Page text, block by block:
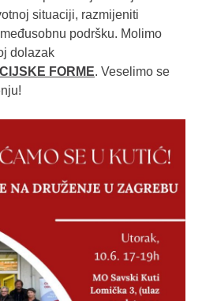
situaciji, razmijeniti
podršku. Molimo
dolazak
FORME. Veselimo se